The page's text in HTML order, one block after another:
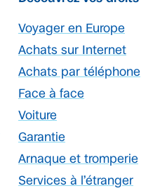
Voyager en Europe
Achats sur Internet
Achats par téléphone
Face à face
Voiture
Garantie
Arnaque et tromperie
Services à l’étranger